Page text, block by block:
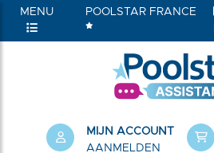
MENU POOLSTAR FRANCE
MIJN ACCOUNT
AANMELDEN